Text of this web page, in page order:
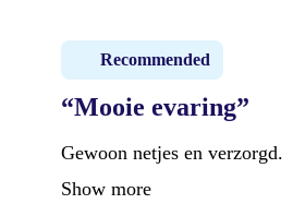
Recommended
“Mooie evaring”
Gewoon netjes en verzorgd.
Show more